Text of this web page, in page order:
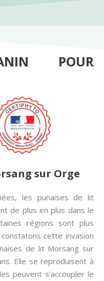
POUR
sur Orge
les punaises de lit
de plus en plus dans le
régions sont plus
cette invasion
de lit Morsang sur
Elle se reproduisent à
peuvent s’accoupler le